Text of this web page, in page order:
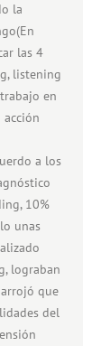
la
las 4
listening
en
a los
10%
unas
lograban
que
del